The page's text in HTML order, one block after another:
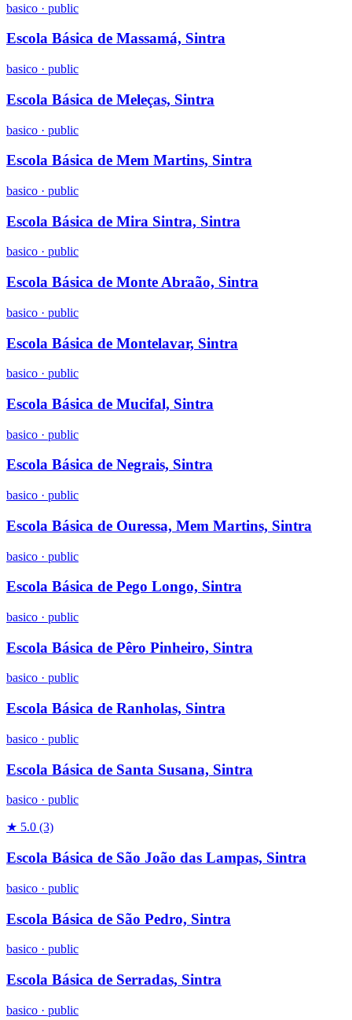
basico · public
Escola Básica de Massamá, Sintra
basico · public
Escola Básica de Meleças, Sintra
basico · public
Escola Básica de Mem Martins, Sintra
basico · public
Escola Básica de Mira Sintra, Sintra
basico · public
Escola Básica de Monte Abraão, Sintra
basico · public
Escola Básica de Montelavar, Sintra
basico · public
Escola Básica de Mucifal, Sintra
basico · public
Escola Básica de Negrais, Sintra
basico · public
Escola Básica de Ouressa, Mem Martins, Sintra
basico · public
Escola Básica de Pego Longo, Sintra
basico · public
Escola Básica de Pêro Pinheiro, Sintra
basico · public
Escola Básica de Ranholas, Sintra
basico · public
Escola Básica de Santa Susana, Sintra
basico · public
★ 5.0 (3)
Escola Básica de São João das Lampas, Sintra
basico · public
Escola Básica de São Pedro, Sintra
basico · public
Escola Básica de Serradas, Sintra
basico · public